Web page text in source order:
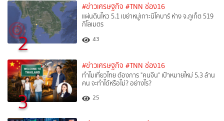
2
#ข่าวเศรษฐกิจ #TNN ช่อง16
แผ่นดินไหว 5.1 เขย่าหมู่เกาะนิโคบาร์ ห่าง จ.ภูเก็ต 519
กิโลเมตร
43
3
#ข่าวเศรษฐกิจ #TNN ช่อง16
ทำไมเที่ยวไทย ต้องการ "คนจีน" เป้าหมายใหม่ 5.3 ล้าน
คน จะทำได้หรือไม่? อย่างไร?
25